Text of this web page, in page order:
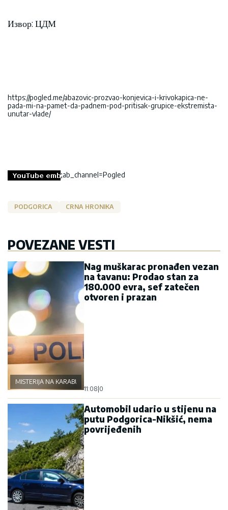
Извор: ЦДМ
https://pogled.me/abazovic-prozvao-konjevica-i-krivokapica-ne-
pada-mi-na-pamet-da-padnem-pod-pritisak-grupice-ekstremista-
unutar-vlade/
;ab_channel=Pogled
PODGORICA CRNA HRONIKA
POVEZANE VESTI
MISTERIJA NA KARABURMI
Nag muškarac pronađen vezan
na tavanu: Prodao stan za
180.000 evra, sef zatečen
otvoren i prazan
11:08 0
Automobil udario u stijenu na
putu Podgorica-Nikšić, nema
povrijeđenih